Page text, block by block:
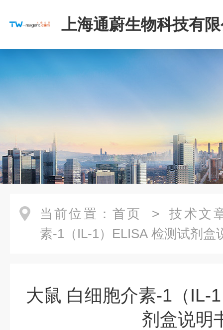
上海通蔚生物科技有
当前位置： 首页 > 技术文
素-1（IL-1）ELISA 检测试剂盒
大鼠 白细胞介素-1（IL-
剂盒说明